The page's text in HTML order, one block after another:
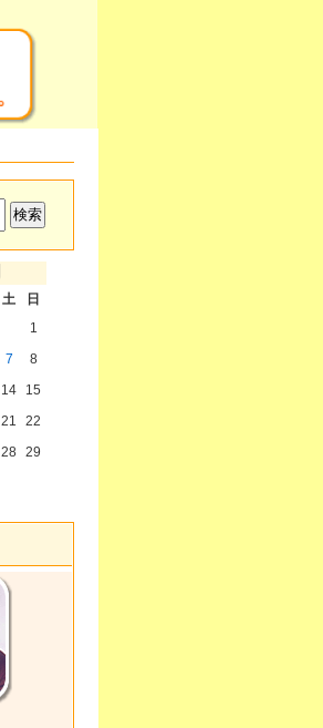
土
日
1
7
8
14
15
21
22
28 29